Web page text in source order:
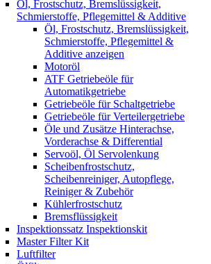
Öl, Frostschutz, Bremslüssigkeit,
Schmierstoffe, Pflegemittel & Additive
Öl, Frostschutz, Bremslüssigkeit,
Schmierstoffe, Pflegemittel &
Additive anzeigen
Motoröl
ATF Getriebeöle für
Automatikgetriebe
Getriebeöle für Schaltgetriebe
Getriebeöle für Verteilergetriebe
Öle und Zusätze Hinterachse,
Vorderachse & Differential
Servoöl, Öl Servolenkung
Scheibenfrostschutz,
Scheibenreiniger, Autopflege,
Reiniger & Zubehör
Kühlerfrostschutz
Bremsflüssigkeit
Inspektionssatz Inspektionskit
Master Filter Kit
Luftfilter